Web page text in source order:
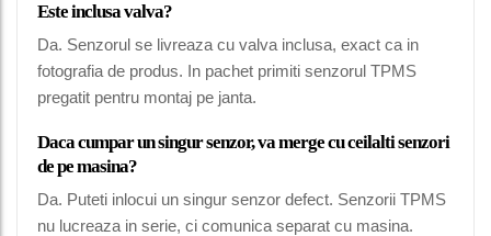
Este inclusa valva?
Da. Senzorul se livreaza cu valva inclusa, exact ca in
fotografia de produs. In pachet primiti senzorul TPMS
pregatit pentru montaj pe janta.
Daca cumpar un singur senzor, va merge cu ceilalti senzori
de pe masina?
Da. Puteti inlocui un singur senzor defect. Senzorii TPMS
nu lucreaza in serie, ci comunica separat cu masina.